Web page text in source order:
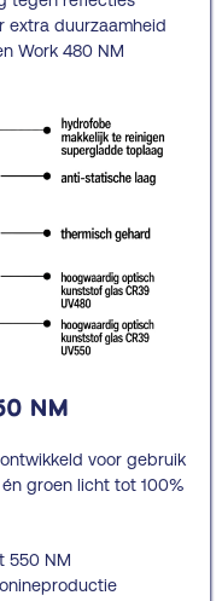
extra duurzaamheid
Work 480 NM
NM
voor gebruik
groen licht tot 100%
550 NM